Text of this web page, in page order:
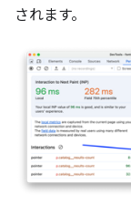
されます。